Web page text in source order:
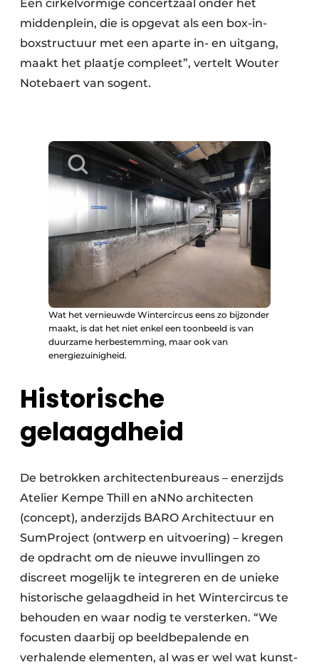
Een cirkelvormige concertzaal onder het
middenplein, die is opgevat als een box-in-
boxstructuur met een aparte in- en uitgang,
maakt het plaatje compleet”, vertelt Wouter
Notebaert van sogent.
Wat het vernieuwde Wintercircus eens zo bijzonder
maakt, is dat het niet enkel een toonbeeld is van
duurzame herbestemming, maar ook van
energiezuinigheid.
Historische
gelaagdheid
De betrokken architectenbureaus – enerzijds
Atelier Kempe Thill en aNNo architecten
(concept), anderzijds BARO Architectuur en
SumProject (ontwerp en uitvoering) – kregen
de opdracht om de nieuwe invullingen zo
discreet mogelijk te integreren en de unieke
historische gelaagdheid in het Wintercircus te
behouden en waar nodig te versterken. “We
focusten daarbij op beeldbepalende en
verhalende elementen, al was er wel wat kunst-